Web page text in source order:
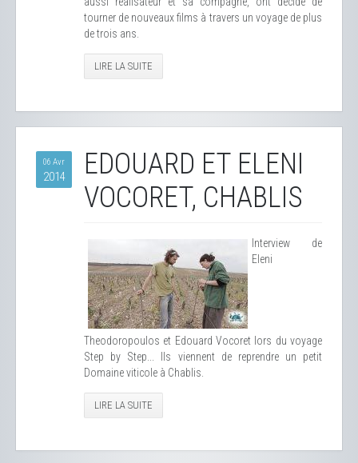
tourner de nouveaux films à travers un voyage de plus
de trois ans.
LIRE LA SUITE
06 Avr
2014
EDOUARD ET ELENI
VOCORET, CHABLIS
Interview de
Eleni
Theodoropoulos et Edouard Vocoret lors du voyage
Step by Step... Ils viennent de reprendre un petit
Domaine viticole à Chablis.
LIRE LA SUITE